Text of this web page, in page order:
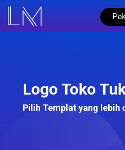
Logo Toko
Pilih Templat yang lebih